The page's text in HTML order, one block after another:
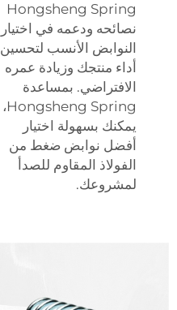
Hongsheng Spring
نصائحه ودعمه في اختيار
النوابض الأنسب لتحسين
أداء منتجك وزيادة عمره
الافتراضي. بمساعدة
Hongsheng Spring،
يمكنك بسهولة اختيار
أفضل نوابض ضغط من
الفولاذ المقاوم للصدأ
لمشروعك.